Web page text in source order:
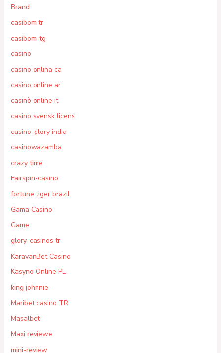
Brand
casibom tr
casibom-tg
casino
casino onlina ca
casino online ar
casinò online it
casino svensk licens
casino-glory india
casinowazamba
crazy time
Fairspin-casino
fortune tiger brazil
Gama Casino
Game
glory-casinos tr
KaravanBet Casino
Kasyno Online PL
king johnnie
Maribet casino TR
Masalbet
Maxi reviewe
mini-review